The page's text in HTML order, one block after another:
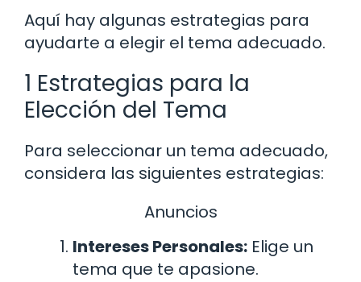
Aquí hay algunas estrategias para
ayudarte a elegir el tema adecuado.
1 Estrategias para la
Elección del Tema
Para seleccionar un tema adecuado,
considera las siguientes estrategias:
Anuncios
Intereses Personales: Elige un
tema que te apasione.